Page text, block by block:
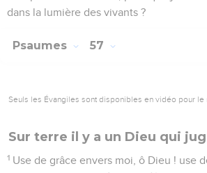
6
ils ont creusé devant moi une fosse, ils
m'éveillerai à l'aube du jour.
tes louanges parmi les peuplades ;